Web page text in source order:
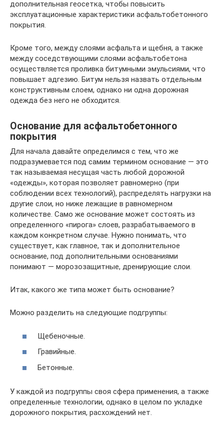
дополнительная геосетка, чтобы повысить
эксплуатационные характеристики асфальтобетонного
покрытия.
Кроме того, между слоями асфальта и щебня, а также
между соседствующими слоями асфальтобетона
осуществляется проливка битумными эмульсиями, что
повышает адгезию. Битум нельзя назвать отдельным
конструктивным слоем, однако ни одна дорожная
одежда без него не обходится.
Основание для асфальтобетонного
покрытия
Для начала давайте определимся с тем, что же
подразумевается под самим термином основание — это
так называемая несущая часть любой дорожной
«одежды», которая позволяет равномерно (при
соблюдении всех технологий), распределять нагрузки на
другие слои, но ниже лежащие в равномерном
количестве. Само же основание может состоять из
определенного «пирога» слоев, разрабатываемого в
каждом конкретном случае. Нужно понимать, что
существует, как главное, так и дополнительное
основание, под дополнительными основаниями
понимают — морозозащитные, дренирующие слои.
Итак, какого же типа может быть основание?
Можно разделить на следующие подгруппы:
Щебеночные.
Гравийные.
Бетонные.
У каждой из подгруппы своя сфера применения, а также
определенные технологии, однако в целом по укладке
дорожного покрытия, расхождений нет.